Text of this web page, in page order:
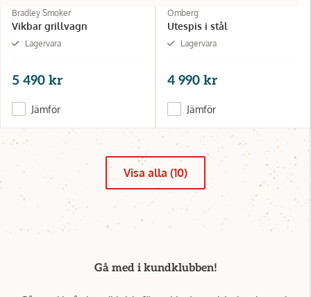
Bradley Smoker
Vikbar grillvagn
Lagervara
5 490 kr
Jämför
Omberg
Utespis i stål
Lagervara
4 990 kr
Jämför
Visa alla (10)
Gå med i kundklubben!